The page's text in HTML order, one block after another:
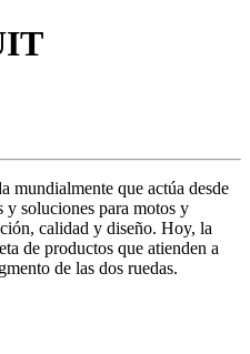
mundialmente que actúa desde
y soluciones para motos y
calidad y diseño. Hoy, la
de productos que atienden a
de las dos ruedas.